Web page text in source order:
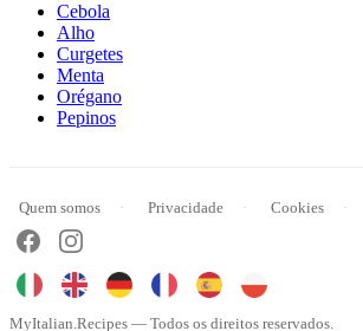
Cebola
Alho
Curgetes
Menta
Orégano
Pepinos
Quem somos Privacidade Cookies
MyItalian.Recipes — Todos os direitos reservados.